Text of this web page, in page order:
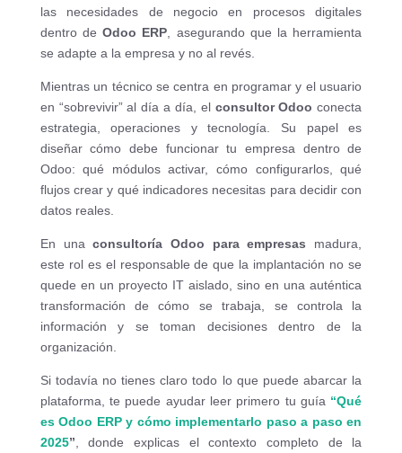
las necesidades de negocio en procesos digitales
dentro deOdoo ERP, asegurando que la herramienta
se adapte a la empresa y no al revés.
Mientras un técnico se centra en programar y el usuario
en “sobrevivir” al día a día, el consultor Odoo conecta
estrategia, operaciones y tecnología. Su papel es
diseñar cómo debe funcionar tu empresa dentro de
Odoo: qué módulos activar, cómo configurarlos, qué
flujos crear y qué indicadores necesitas para decidir con
datos reales.
En unaconsultoría Odoo para empresas madura,
este rol es el responsable de que la implantación no se
quede en un proyecto IT aislado, sino en una auténtica
transformación de cómo se trabaja, se controla la
información y se toman decisiones dentro de la
organización.
Si todavía no tienes claro todo lo que puede abarcar la
plataforma, te puede ayudar leer primero tu guía “Qué
es Odoo ERP y cómo implementarlo paso a paso en
2025”, donde explicas el contexto completo de la